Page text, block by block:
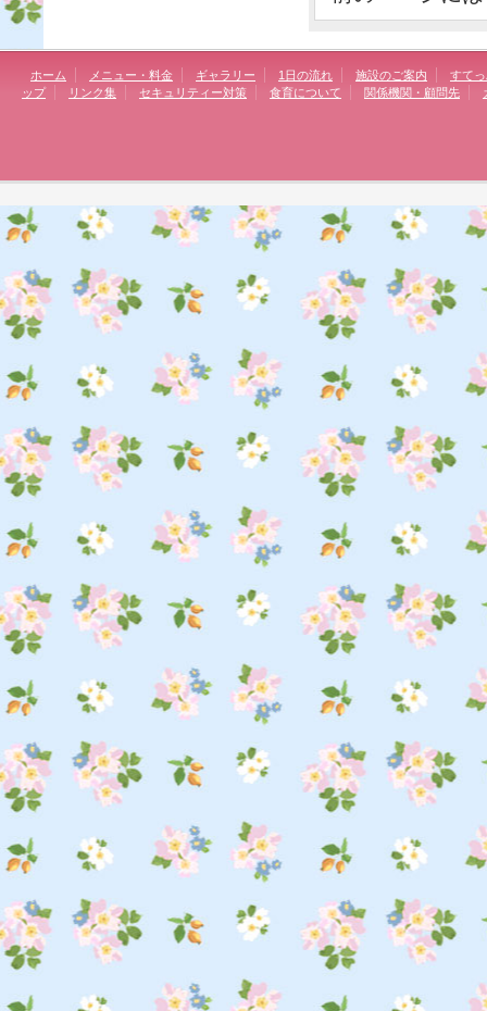
ホーム メニュー・料金 ギャラリー 1日の流れ 施設のご案内
すて
ップ
リンク集 セキュリティー対策 食育について 関係機関・顧問先